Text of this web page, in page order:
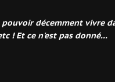
décemment vivre
! Et ce n'est pas donné...